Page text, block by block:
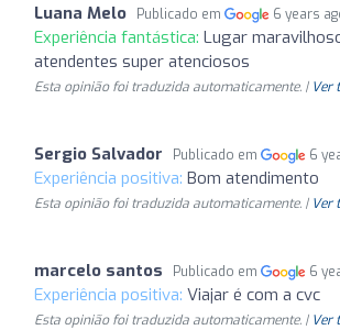
Luana Melo Publicado em 6 years
Experiência fantástica: Lugar
atendentes super atenciosos
Esta opinião foi traduzida automaticamente. | Ver
Sergio Salvador Publicado em 6
Experiência positiva: Bom atendimento
Esta opinião foi traduzida automaticamente. | Ver
marcelo santos Publicado em 6
Experiência positiva: Viajar é com a cvc
Esta opinião foi traduzida automaticamente. | Ver